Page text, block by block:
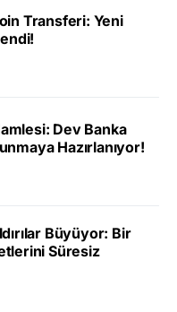
Transferi: Yeni
Dev Banka
Hazırlanıyor!
Büyüyor: Bir
Süresiz